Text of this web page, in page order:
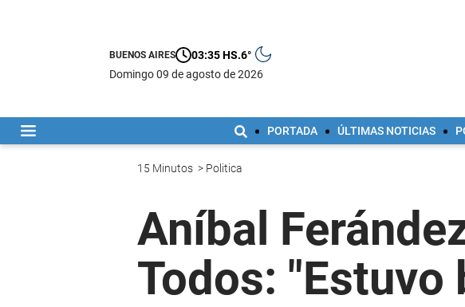
BUENOS AIRES 03:35 HS.6°
domingo 09 de agosto de 2026
PORTADA ÚLTIMAS NOTICIAS
15 Minutos > Politica
Aníbal
Todos: